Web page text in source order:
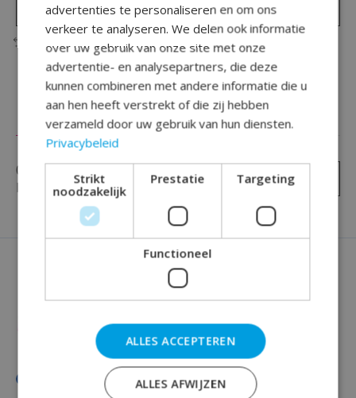
Plaats bestelling
Toevoegen om te vergelijken
Reviews (0)
0 sterren op basis van0
beoordelingen
Je beoordeling toevoegen
advertenties te personaliseren en om ons
verkeer te analyseren. We delen ook informatie
over uw gebruik van onze site met onze
advertentie- en analysepartners, die deze
kunnen combineren met andere informatie die u
aan hen heeft verstrekt of die zij hebben
verzameld door uw gebruik van hun diensten.
Privacybeleid
Strikt
noodzakelijk
Prestatie Targeting
Functioneel
ALLES ACCEPTEREN
ALLES AFWIJZEN